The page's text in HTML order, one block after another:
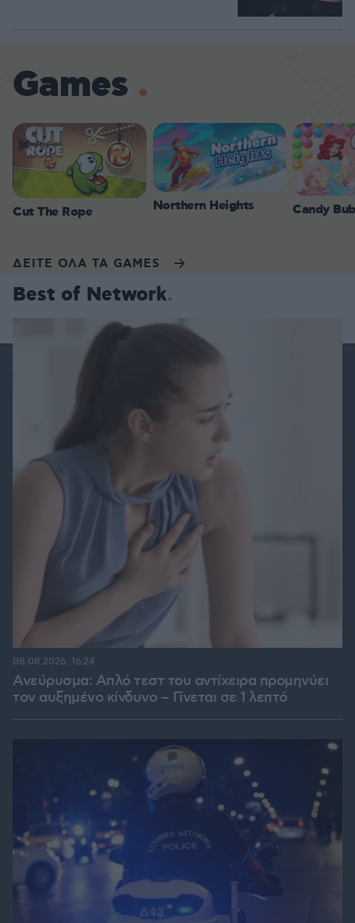
Games
Cut The Rope Northern Heights Candy
ΔΕΙΤΕ ΟΛΑ ΤΑ GAMES
Best of Network
Ανεύρυσμα: Απλό τεστ του αντίχειρα προμηνύει
τον αυξημένο κίνδυνο – Γίνεται σε 1 λεπτό
08.08.2026, 16:24